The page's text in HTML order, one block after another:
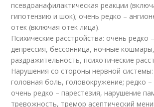
псевдоанафилактическая реакции
гипотензию и шок); очень редко –
отек (включая отек лица).
Психические расстройства: очень редко
депрессия, бессонница, ночные кошмары,
раздражительность, психотические
Нарушения со стороны нервной
головная боль, головокружение; редко –
очень редко – парестезия, нарушение
тревожность, тремор асептический